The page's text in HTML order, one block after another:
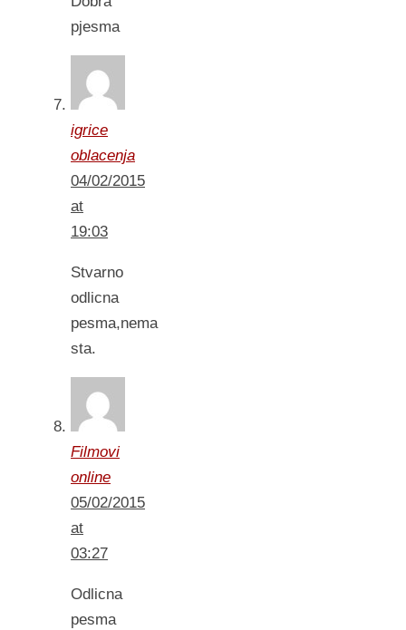
pjesma
igrice
oblacenja
04/02/2015
at
19:03
Stvarno
odlicna
pesma,nema
sta.
Filmovi
online
05/02/2015
at
03:27
Odlicna
pesma